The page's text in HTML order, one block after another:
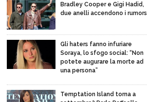
Bradley Cooper e Gigi Hadid,
due anelli accendono i rumors
Gli haters fanno infuriare
Soraya, lo sfogo social: “Non
potete augurare la morte ad
una persona”
Temptation Island torna a